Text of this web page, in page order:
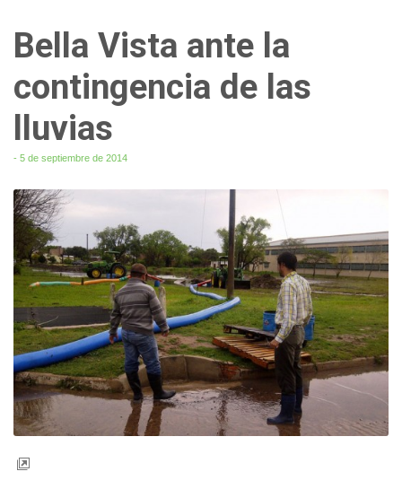
Bella Vista ante la
contingencia de las
lluvias
- 5 de septiembre de 2014